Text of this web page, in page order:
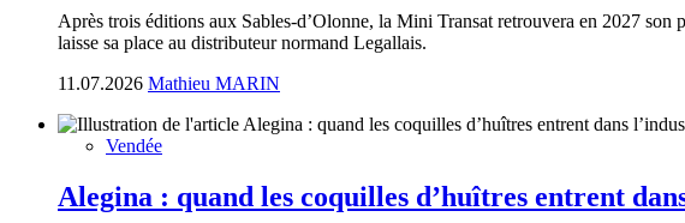
Après trois éditions aux Sables-d’Olonne, la Mini Transat retrouvera en 2027
laisse sa place au distributeur normand Legallais.
11.07.2026 Mathieu MARIN
Vendée
Alegina : quand les coquilles d’huîtres entrent